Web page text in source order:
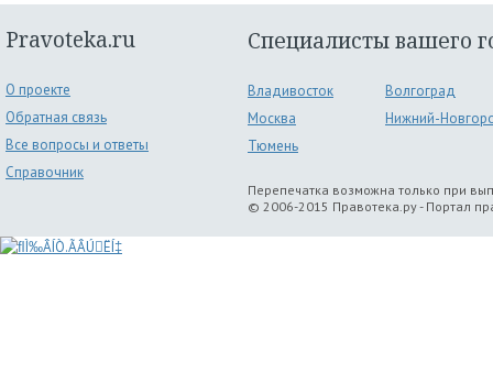
Pravoteka.ru
О проекте
Обратная связь
Все вопросы и ответы
Справочник
Специалисты вашего
Владивосток
Волгоград
Москва
Нижний-
Тюмень
Перепечатка возможна только при
© 2006-2015 Правотека.ру - Портал